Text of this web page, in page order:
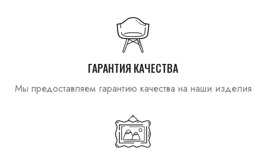
ГАРАНТИЯ КАЧЕСТВА
Мы предоставляем гарантию качества на наши изделия